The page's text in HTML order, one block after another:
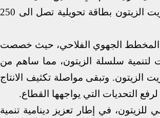
القروية. كما يضمن انتاج الزيتون تزويد 73 وحدة عصرية لزيت الزيتون بطاقة تحويلية تصل الى 250
بأهمية بالغة في إطار المخطط الجهوي الفلاحي، حيث خصصت
من الاستثمارات لتنمية سلسلة الزيتون، مما ساهم من
الزيتون. وتبقى مواصلة تكثيف الانتاج
التحديات التي يواجهها القطاع.
في إطار تعزيز دينامية تنمية